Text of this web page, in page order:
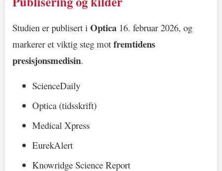
Studien er publisert i Optica 16. februar 2026, og
markerer et viktig steg mot fremtidens
presisjonsmedisin.
ScienceDaily
Optica (tidsskrift)
Medical Xpress
EurekAlert
Knowridge Science Report